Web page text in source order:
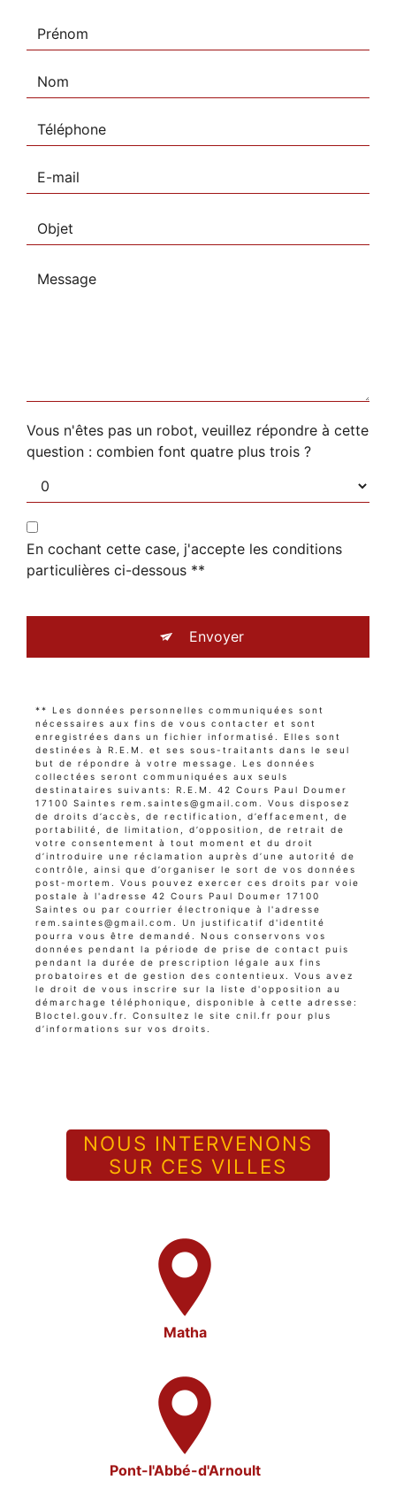
Vous n'êtes pas un robot, veuillez répondre à cette
question : combien font quatre plus trois ?
En cochant cette case, j'accepte les conditions
particulières ci-dessous **
Envoyer
** Les données personnelles communiquées sont
nécessaires aux fins de vous contacter et sont
enregistrées dans un fichier informatisé. Elles sont
destinées à R.E.M. et ses sous-traitants dans le seul
but de répondre à votre message. Les données
collectées seront communiquées aux seuls
destinataires suivants: R.E.M. 42 Cours Paul Doumer
17100 Saintes rem.saintes@gmail.com. Vous disposez
de droits d’accès, de rectification, d’effacement, de
portabilité, de limitation, d’opposition, de retrait de
votre consentement à tout moment et du droit
d’introduire une réclamation auprès d’une autorité de
contrôle, ainsi que d’organiser le sort de vos données
post-mortem. Vous pouvez exercer ces droits par voie
postale à l'adresse 42 Cours Paul Doumer 17100
Saintes ou par courrier électronique à l'adresse
rem.saintes@gmail.com. Un justificatif d'identité
pourra vous être demandé. Nous conservons vos
données pendant la période de prise de contact puis
pendant la durée de prescription légale aux fins
probatoires et de gestion des contentieux. Vous avez
le droit de vous inscrire sur la liste d'opposition au
démarchage téléphonique, disponible à cette adresse:
Bloctel.gouv.fr. Consultez le site cnil.fr pour plus
d’informations sur vos droits.
NOUS INTERVENONS
SUR CES VILLES
Matha
Pont-l'Abbé-d'Arnoult